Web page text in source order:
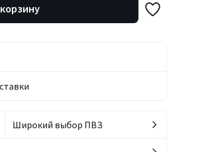
Широкий выбор ПВЗ